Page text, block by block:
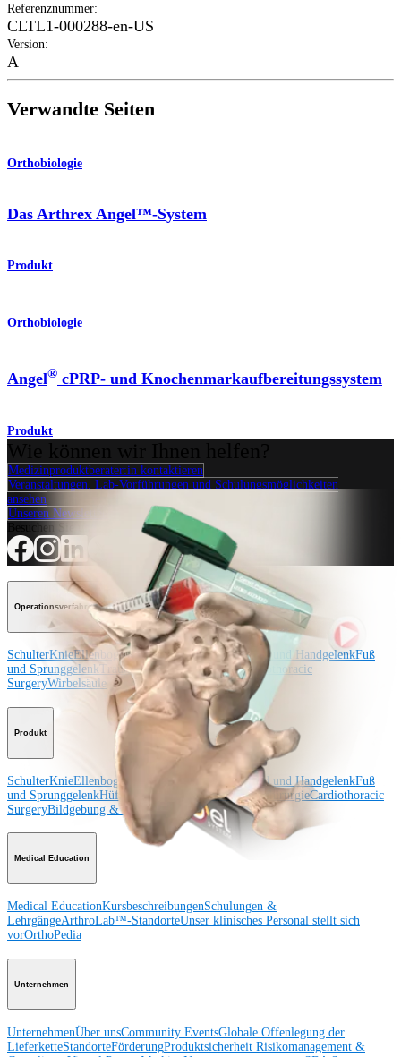
Referenznummer:
CLTL1-000288-en-US
Version:
A
Verwandte Seiten
Orthobiologie
Das Arthrex Angel™-System
Produkt
Orthobiologie
Angel® cPRP- und Knochenmarkaufbereitungssystem
Produkt
Medizinproduktberater:in kontaktieren
Veranstaltungen, Lab-Vorführungen und Schulungsmöglichkeiten
ansehen
Unseren Newsletter abonnieren
Operationsverfahren
SchulterKnieEllenbogenSchulterendoprothetikHand und HandgelenkFuß
und Sprunggelenk TraumaHüfte OrthobiologieCardiothoracic
SurgeryWirbelsäule
Produkt
SchulterKnieEllenbogen SchulterendoprothetikHand und HandgelenkFuß
und SprunggelenkHüfte Herz-ThoraxchirurgieCardiothoracic
SurgeryBildgebung & Resektion
Medical Education
Medical EducationKursbeschreibungenSchulungen &
LehrgängeArthroLab™-StandorteUnser klinisches Personal stellt sich
vorOrthoPedia
Unternehmen
UnternehmenÜber unsCommunity EventsGlobale Offenlegung der
LieferketteStandorteFörderungProduktsicherheit Risikomanagement &